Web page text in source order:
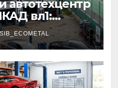
автотехцентр
вл1:
и режим
SIB_ECOMETAL